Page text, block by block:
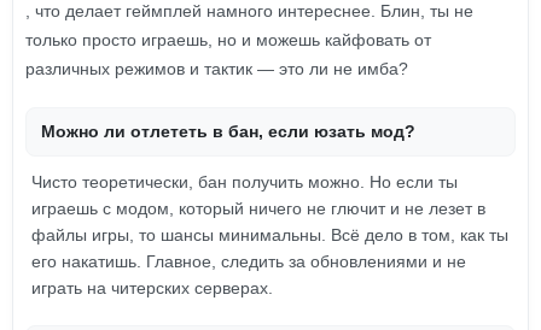
, что делает геймплей намного интереснее. Блин, ты не
только просто играешь, но и можешь кайфовать от
различных режимов и тактик — это ли не имба?
Можно ли отлететь в бан, если юзать мод?
Чисто теоретически, бан получить можно. Но если ты
играешь с модом, который ничего не глючит и не лезет в
файлы игры, то шансы минимальны. Всё дело в том, как ты
его накатишь. Главное, следить за обновлениями и не
играть на читерских серверах.